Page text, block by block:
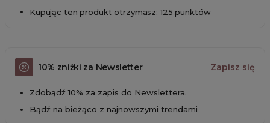
Kupując ten produkt otrzymasz: 125 punktów
10% zniżki za Newsletter Zapisz się
Zdobądź 10% za zapis do Newslettera.
Bądź na bieżąco z najnowszymi trendami